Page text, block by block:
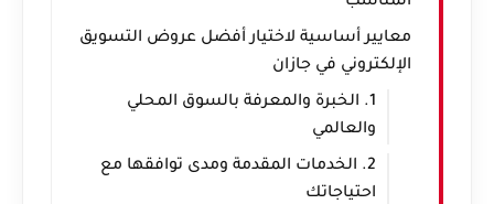
معايير أساسية لاختيار أفضل عروض التسويق
الإلكتروني في جازان
1. الخبرة والمعرفة بالسوق المحلي
والعالمي
2. الخدمات المقدمة ومدى توافقها مع
احتياجاتك